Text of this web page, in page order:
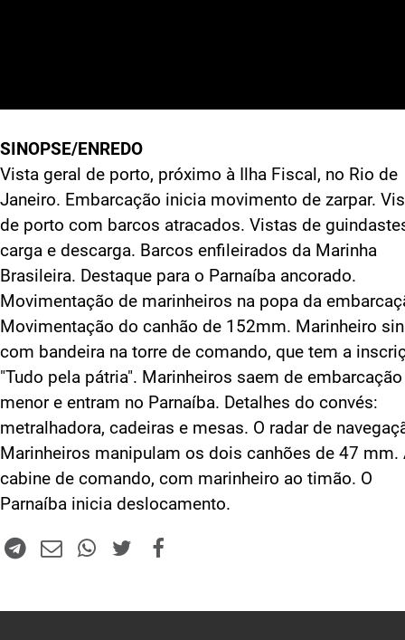
SINOPSE/ENREDO
Vista geral de porto, próximo à Ilha Fiscal, no Rio de
Janeiro. Embarcação inicia movimento de zarpar.
de porto com barcos atracados. Vistas de
carga e descarga. Barcos enfileirados da Marinha
Brasileira. Destaque para o Parnaíba ancorado.
Movimentação de marinheiros na popa da
Movimentação do canhão de 152mm. Marinheiro
com bandeira na torre de comando, que tem a
"Tudo pela pátria". Marinheiros saem de embarcação
menor e entram no Parnaíba. Detalhes do convés:
metralhadora, cadeiras e mesas. O radar de
Marinheiros manipulam os dois canhões de 47 mm.
cabine de comando, com marinheiro ao timão. O
Parnaíba inicia deslocamento.